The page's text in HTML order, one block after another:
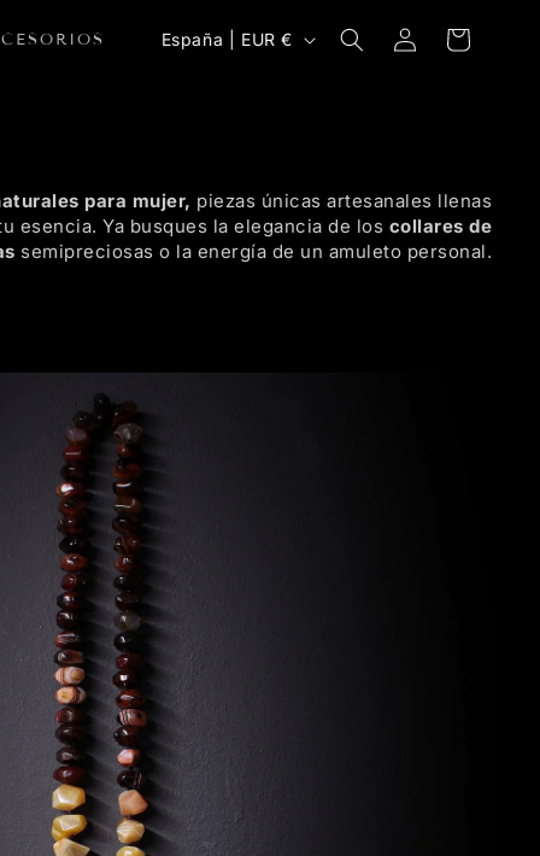
País/región España | EUR €
Iniciar
sesión
Carrito
para mujer, piezas únicas artesanales llenas
esencia. Ya busques la elegancia de los collares de
semipreciosas o la energía de un amuleto personal.